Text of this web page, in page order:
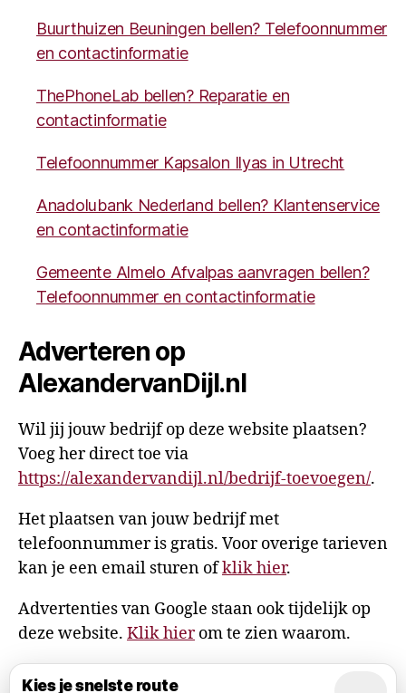
Buurthuizen Beuningen bellen? Telefoonnummer
en contactinformatie
ThePhoneLab bellen? Reparatie en
contactinformatie
Telefoonnummer Kapsalon Ilyas in Utrecht
Anadolubank Nederland bellen? Klantenservice
en contactinformatie
Gemeente Almelo Afvalpas aanvragen bellen?
Telefoonnummer en contactinformatie
Adverteren op
AlexandervanDijl.nl
Wil jij jouw bedrijf op deze website plaatsen?
Voeg her direct toe via
https://alexandervandijl.nl/bedrijf-toevoegen/.
Het plaatsen van jouw bedrijf met
telefoonnummer is gratis. Voor overige tarieven
kan je een email sturen ofklik hier.
Advertenties van Google staan ook tijdelijk op
deze website. Klik hierom te zien waarom.
Kies je snelste route